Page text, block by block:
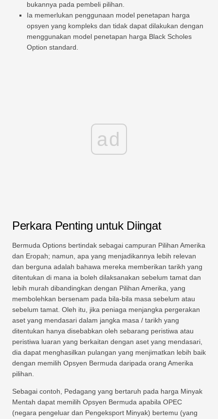
bukannya pada pembeli pilihan.
Ia memerlukan penggunaan model penetapan harga
opsyen yang kompleks dan tidak dapat dilakukan dengan
menggunakan model penetapan harga Black Scholes
Option standard.
ad
Perkara Penting untuk Diingat
Bermuda Options bertindak sebagai campuran Pilihan Amerika
dan Eropah; namun, apa yang menjadikannya lebih relevan
dan berguna adalah bahawa mereka memberikan tarikh yang
ditentukan di mana ia boleh dilaksanakan sebelum tamat dan
lebih murah dibandingkan dengan Pilihan Amerika, yang
membolehkan bersenam pada bila-bila masa sebelum atau
sebelum tamat. Oleh itu, jika peniaga menjangka pergerakan
aset yang mendasari dalam jangka masa / tarikh yang
ditentukan hanya disebabkan oleh sebarang peristiwa atau
peristiwa luaran yang berkaitan dengan aset yang mendasari,
dia dapat menghasilkan pulangan yang menjimatkan lebih baik
dengan memilih Opsyen Bermuda daripada orang Amerika
pilihan.
Sebagai contoh, Pedagang yang bertaruh pada harga Minyak
Mentah dapat memilih Opsyen Bermuda apabila OPEC
(negara pengeluar dan Pengeksport Minyak) bertemu (yang